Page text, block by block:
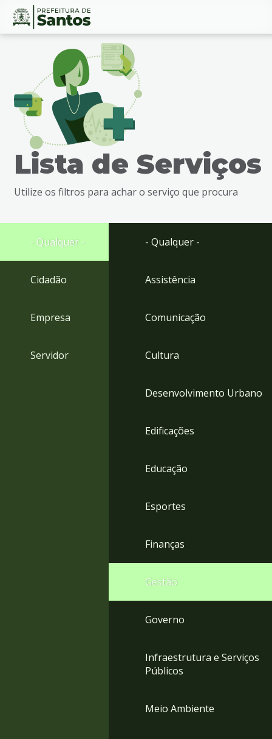
Ir
busca
Ir
rodapé
Conteúdo
Lista de Serviços
Utilize os filtros para achar o serviço que procura
- Qualquer -
Cidadão
Empresa
Servidor
- Qualquer -
Assistência
Comunicação
Cultura
Desenvolvimento Urbano
Edificações
Educação
Esportes
Finanças
Gestão
Governo
Infraestrutura e Serviços
Públicos
Meio Ambiente